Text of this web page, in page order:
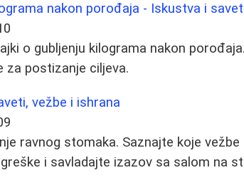
nakon porođaja - Iskustva i
o gubljenju kilograma nakon
za postizanje ciljeva.
vežbe i ishrana
ravnog stomaka. Saznajte koje vežbe
i savladajte izazov sa salom na